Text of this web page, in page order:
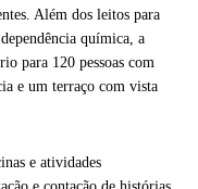
Além dos leitos para
química, a
para 120 pessoas com
e um terraço com vista
e atividades